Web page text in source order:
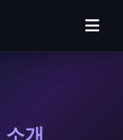
소개